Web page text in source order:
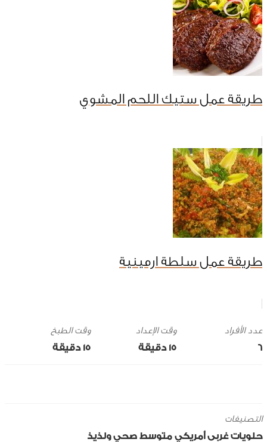
طريقة عمل ستيك اللحم المشوي
طريقة عمل سلطة ارمينية
6
وقت الإعداد
15 ‎دقيقة
وقت الطبخ
15 ‎دقيقة
التصنيفات
حلويات غربى أمريكي متوسط صحي ولذيذ